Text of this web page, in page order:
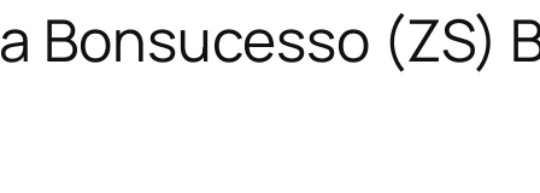
Bonsucesso (ZS)